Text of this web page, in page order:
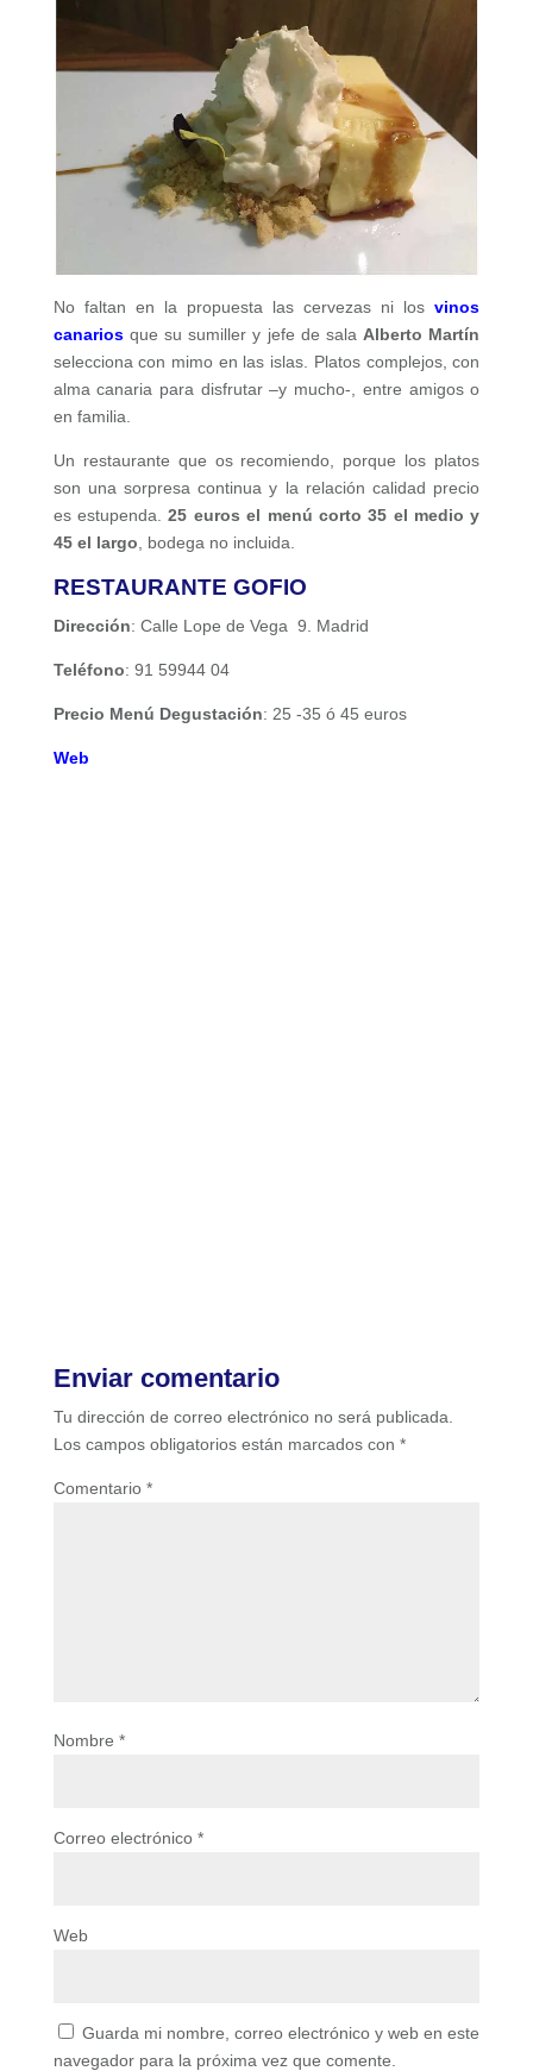
No faltan en la propuesta las cervezas ni losvinos
canariosque su sumiller y jefe de sala Alberto Martín
selecciona con mimo en las islas. Platos complejos, con
alma canaria para disfrutar –y mucho-, entre amigos o
en familia.
Un restaurante que os recomiendo, porque los platos
son una sorpresa continua y la relación calidad precio
es estupenda.25 euros el menú corto 35 el medio y
45 el largo , bodega no incluida.
RESTAURANTE GOFIO
Dirección: Calle Lope de Vega 9. Madrid
Teléfono: 91 59944 04
Precio Menú Degustación: 25 -35 ó 45 euros
Web
Enviar comentario
Tu dirección de correo electrónico no será publicada.
Los campos obligatorios están marcados con *
Comentario *
Nombre *
Correo electrónico *
Web
Guarda mi nombre, correo electrónico y web en este
navegador para la próxima vez que comente.